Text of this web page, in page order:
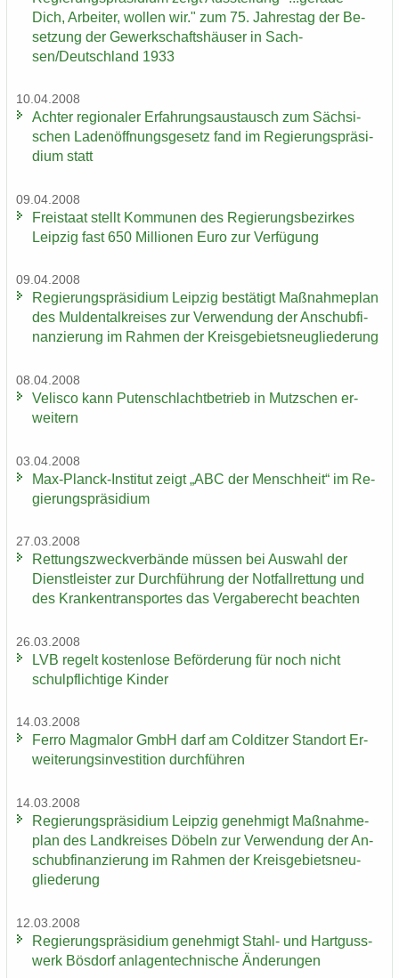
Dich, Ar­bei­ter, wol­len wir." zum 75. Jah­res­tag der Be­
set­zung der Ge­werk­schafts­häu­ser in Sach­
sen/Deutsch­land 1933
10.04.2008
Ach­ter re­gio­na­ler Er­fah­rungs­aus­tausch zum Säch­si­
schen La­den­öff­nungs­ge­setz fand im Re­gie­rungs­prä­si­
di­um statt
09.04.2008
Frei­staat stellt Kom­mu­nen des Re­gie­rungs­be­zir­kes
Leip­zig fast 650 Mil­lio­nen Euro zur Ver­fü­gung
09.04.2008
Re­gie­rungs­prä­si­di­um Leip­zig be­stä­tigt Maß­nah­me­plan
des Mul­den­tal­krei­ses zur Ver­wen­dung der An­schub­fi­
nan­zie­rung im Rah­men der Kreis­ge­biets­neu­glie­de­rung
08.04.2008
Ve­lis­co kann Pu­ten­schlacht­be­trieb in Mutz­schen er­
wei­tern
03.04.2008
Max-​Planck-Institut zeigt „ABC der Mensch­heit“ im Re­
gie­rungs­prä­si­di­um
27.03.2008
Ret­tungs­zweck­ver­bän­de müs­sen bei Aus­wahl der
Dienst­leis­ter zur Durch­füh­rung der Not­fall­ret­tung und
des Kran­ken­trans­por­tes das Ver­ga­be­recht be­ach­ten
26.03.2008
LVB re­gelt kos­ten­lo­se Be­för­de­rung für noch nicht
schul­pflich­ti­ge Kin­der
14.03.2008
Ferro Mag­ma­lor GmbH darf am Col­dit­zer Stand­ort Er­
wei­te­rungs­in­ves­ti­ti­on durch­füh­ren
14.03.2008
Re­gie­rungs­prä­si­di­um Leip­zig ge­neh­migt Maß­nah­me­
plan des Land­krei­ses Dö­beln zur Ver­wen­dung der An­
schub­fi­nan­zie­rung im Rah­men der Kreis­ge­biets­neu­
glie­de­rung
12.03.2008
Re­gie­rungs­prä­si­di­um ge­neh­migt Stahl-​ und Hart­guss­
werk Bös­dorf an­la­gen­tech­ni­sche Än­de­run­gen